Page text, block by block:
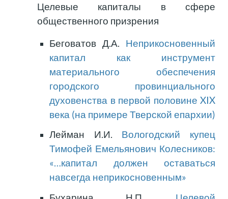
Целевые капиталы в сфере
общественного призрения
Беговатов Д.А. Неприкосновенный
капитал как инструмент
материального обеспечения
городского провинциального
духовенства в первой половине XIX
века (на примере Тверской епархии)
Лейман И.И. Вологодский купец
Тимофей Емельянович Колесников:
«…капитал должен оставаться
навсегда неприкосновенным»